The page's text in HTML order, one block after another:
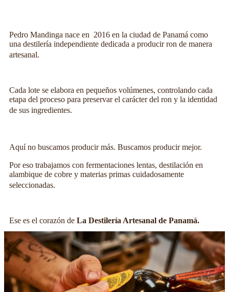
Pedro Mandinga nace en 2016 en la ciudad de Panamá como
una destilería independiente dedicada a producir ron de manera
artesanal.
Cada lote se elabora en pequeños volúmenes, controlando cada
etapa del proceso para preservar el carácter del ron y la identidad
de sus ingredientes.
Aquí no buscamos producir más. Buscamos producir mejor.
Por eso trabajamos con fermentaciones lentas, destilación en
alambique de cobre y materias primas cuidadosamente
seleccionadas.
Ese es el corazón de La Destilería Artesanal de Panamá.